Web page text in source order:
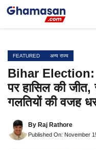
Skip
FEATURED अन्य राज्य
Bihar Election:
पर हासिल की
गलतियों की वजह
By Raj Rathore
Published On: November